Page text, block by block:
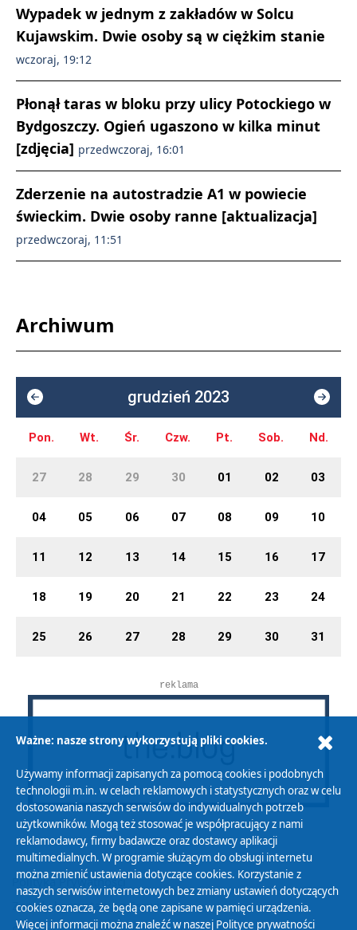
Wypadek w jednym z zakładów w Solcu
Kujawskim. Dwie osoby są w ciężkim stanie
wczoraj, 19:12
Płonął taras w bloku przy ulicy Potockiego w
Bydgoszczy. Ogień ugaszono w kilka minut
[zdjęcia] przedwczoraj, 16:01
Zderzenie na autostradzie A1 w powiecie
świeckim. Dwie osoby ranne [aktualizacja]
przedwczoraj, 11:51
Archiwum
grudzień 2023
Pon. Wt. Śr. Czw. Pt. Sob. Nd.
27 28 29 30 01 02 03
04 05 06 07 08 09 10
11 12 13 14 15 16 17
18 19 20 21 22 23 24
25 26 27 28 29 30 31
reklama
Polityka Prywatności
Zasady korzystania z Serwisu
Ważne: nasze strony wykorzystują pliki cookies.
Używamy informacji zapisanych za pomocą cookies i podobnych
technologii m.in. w celach reklamowych i statystycznych oraz w celu
dostosowania naszych serwisów do indywidualnych potrzeb
użytkowników. Mogą też stosować je współpracujący z nami
reklamodawcy, firmy badawcze oraz dostawcy aplikacji
multimedialnych. W programie służącym do obsługi internetu
można zmienić ustawienia dotyczące cookies. Korzystanie z
naszych serwisów internetowych bez zmiany ustawień dotyczących
cookies oznacza, że będą one zapisane w pamięci urządzenia.
Więcej informacji można znaleźć w naszej Polityce prywatności